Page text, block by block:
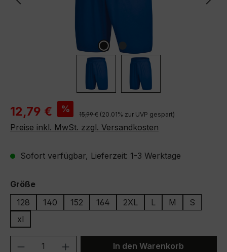
Verkaufspreis:
12,79 € % Regulärer Preis:
15,99 € (20.01% zur UVP gespart)
Preise inkl. MwSt. zzgl. Versandkosten
Sofort verfügbar, Lieferzeit: 1-3 Werktage
Größeauswählen
128
140 152 164 2XL L M
S
xl
Produkt Anzahl: Gib denIn den Warenkorb